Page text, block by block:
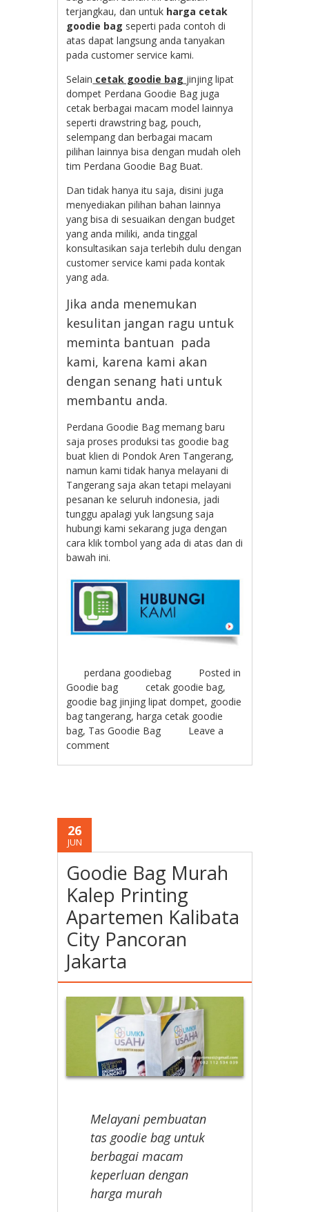
terjangkau, dan untuk harga cetak
goodie bag seperti pada contoh di
atas dapat langsung anda tanyakan
pada customer service kami.
Selain cetak goodie bag jinjing lipat
dompet Perdana Goodie Bag juga
cetak berbagai macam model lainnya
seperti drawstring bag, pouch,
selempang dan berbagai macam
pilihan lainnya bisa dengan mudah oleh
tim Perdana Goodie Bag Buat.
Dan tidak hanya itu saja, disini juga
menyediakan pilihan bahan lainnya
yang bisa di sesuaikan dengan budget
yang anda miliki, anda tinggal
konsultasikan saja terlebih dulu dengan
customer service kami pada kontak
yang ada.
Jika anda menemukan
kesulitan jangan ragu untuk
meminta bantuan pada
kami, karena kami akan
dengan senang hati untuk
membantu anda.
Perdana Goodie Bag memang baru
saja proses produksi tas goodie bag
buat klien di Pondok Aren Tangerang,
namun kami tidak hanya melayani di
Tangerang saja akan tetapi melayani
pesanan ke seluruh indonesia, jadi
tunggu apalagi yuk langsung saja
hubungi kami sekarang juga dengan
cara klik tombol yang ada di atas dan di
bawah ini.
perdana goodiebag
Posted in
Goodie bag
cetak goodie bag,
goodie bag jinjing lipat dompet, goodie
bag tangerang,harga cetak goodie
bag, Tas Goodie Bag
Leave a
comment
26
JUN
Goodie Bag Murah
Kalep Printing
Apartemen Kalibata
City Pancoran
Jakarta
Melayani pembuatan
tas goodie bag untuk
berbagai macam
keperluan dengan
harga murah